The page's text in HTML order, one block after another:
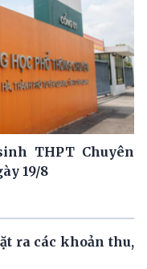
THPT Chuyên
19/8
ra các khoản thu,